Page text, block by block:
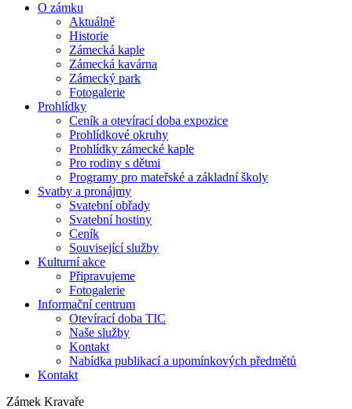
O zámku
Aktuálně
Historie
Zámecká kaple
Zámecká kavárna
Zámecký park
Fotogalerie
Prohlídky
Ceník a otevírací doba expozice
Prohlídkové okruhy
Prohlídky zámecké kaple
Pro rodiny s dětmi
Programy pro mateřské a základní školy
Svatby a pronájmy
Svatební obřady
Svatební hostiny
Ceník
Související služby
Kulturní akce
Připravujeme
Fotogalerie
Informační centrum
Otevírací doba TIC
Naše služby
Kontakt
Nabídka publikací a upomínkových předmětů
Kontakt
Zámek Kravaře